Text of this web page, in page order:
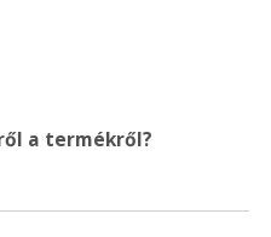
a termékről?